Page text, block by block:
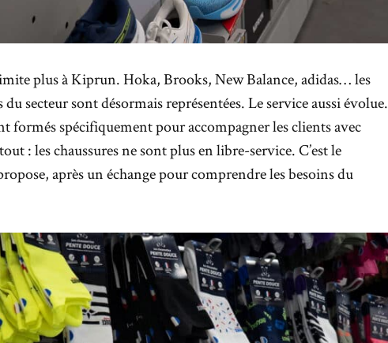
plus à Kiprun. Hoka, Brooks, New Balance, adidas… les
du secteur sont désormais représentées. Le service aussi évolue.
formés spécifiquement pour accompagner les clients avec
: les chaussures ne sont plus en libre-service. C’est le
après un échange pour comprendre les besoins du